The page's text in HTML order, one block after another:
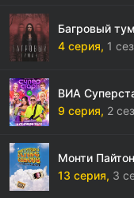
Багровый
4 серия, 1
ВИА
9 серия, 2
Монти
13 серия, 3